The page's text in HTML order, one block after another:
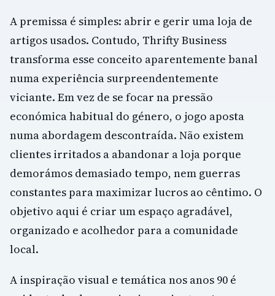
A premissa é simples: abrir e gerir uma loja de
artigos usados. Contudo, Thrifty Business
transforma esse conceito aparentemente banal
numa experiência surpreendentemente
viciante. Em vez de se focar na pressão
económica habitual do género, o jogo aposta
numa abordagem descontraída. Não existem
clientes irritados a abandonar a loja porque
demorámos demasiado tempo, nem guerras
constantes para maximizar lucros ao cêntimo. O
objetivo aqui é criar um espaço agradável,
organizado e acolhedor para a comunidade
local.
A inspiração visual e temática nos anos 90 é